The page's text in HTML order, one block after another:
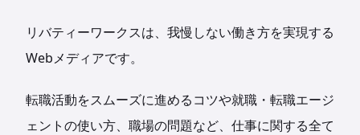
リバティーワークスは、我慢しない働き方を実現する
Webメディアです。
転職活動をスムーズに進めるコツや就職・転職エージ
ェントの使い方、職場の問題など、仕事に関する全て